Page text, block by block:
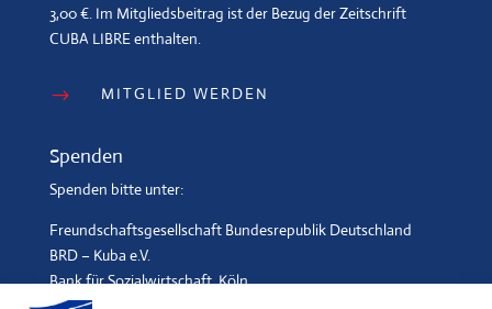
3,00 €. Im Mitgliedsbeitrag ist der Bezug der Zeitschrift
CUBA LIBRE enthalten.
$ MITGLIED WERDEN
Spenden
Spenden bitte unter:
Freundschaftsgesellschaft Bundesrepublik Deutschland
BRD – Kuba e.V.
Bank für Sozialwirtschaft, Köln